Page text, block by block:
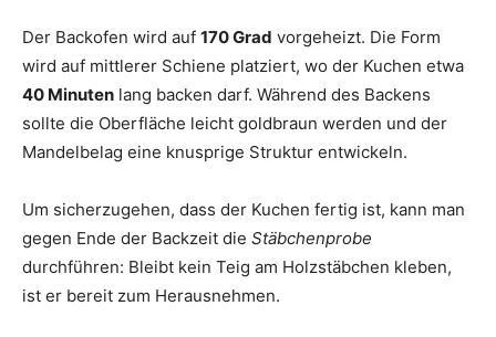
Der Backofen wird auf 170 Grad vorgeheizt. Die Form
wird auf mittlerer Schiene platziert, wo der Kuchen etwa
40 Minuten lang backen darf. Während des Backens
sollte die Oberfläche leicht goldbraun werden und der
Mandelbelag eine knusprige Struktur entwickeln.
Um sicherzugehen, dass der Kuchen fertig ist, kann man
gegen Ende der Backzeit die Stäbchenprobe
durchführen: Bleibt kein Teig am Holzstäbchen kleben,
ist er bereit zum Herausnehmen.